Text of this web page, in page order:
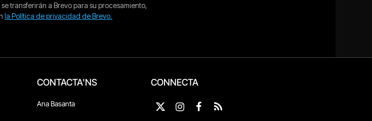
CONTACTA'NS
Ana Basanta
CONNECTA
X
Instagram
Facebook
RSS